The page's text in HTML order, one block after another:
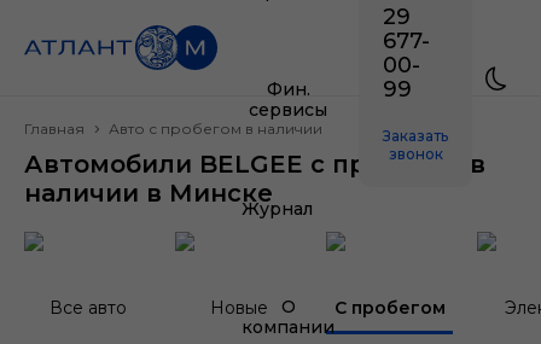
Фин.
сервисы
Журнал
О
компании
29
677-
00-
99
Заказать
звонок
Главная Авто с пробегом в наличии
Автомобили BELGEE с пробегом в
наличии в Минске
Все авто Новые С пробегом